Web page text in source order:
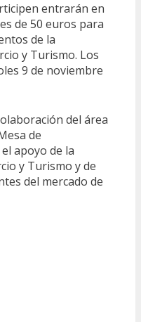
entrarán en
de 50 euros para
de la
y Turismo. Los
9 de noviembre
del área
de
apoyo de la
y Turismo y de
del mercado de